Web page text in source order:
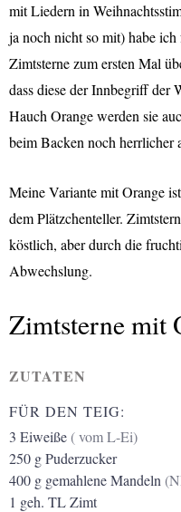
mit Liedern in
ja noch nicht so mit) habe
Zimtsterne zum ersten Mal
dass diese der Innbegriff der
Hauch Orange werden sie
beim Backen noch herrlicher
Meine Variante mit Orange
dem Plätzchenteller.
köstlich, aber durch die
Abwechslung.
Zimtsterne mit
ZUTATEN
FÜR DEN TEIG:
3 Eiweiße ( vom L-Ei)
250 gPuderzucker
400 g gemahlene Mandeln
1 geh. TLZimt